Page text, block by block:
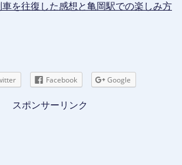
を往復した感想と亀岡駅での楽しみ方
Facebook Google
スポンサーリンク